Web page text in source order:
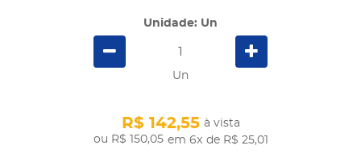
Unidade: Un
Un
R$ 150,05
R$ 142,55 à vista
em 6x de R$ 25,01